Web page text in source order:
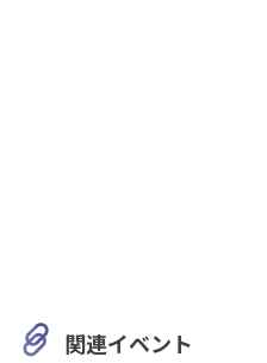
関連イベント